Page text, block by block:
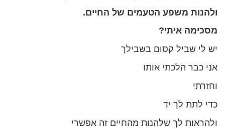
ולהנות משפע הטעמים של החיים.
מסכימה איתי?
יש לי שביל קסום בשבילך
אני כבר הלכתי אותו
וחזרתי
כדי לתת לך יד
ולהראות לך שלהנות מהחיים זה אפשרי